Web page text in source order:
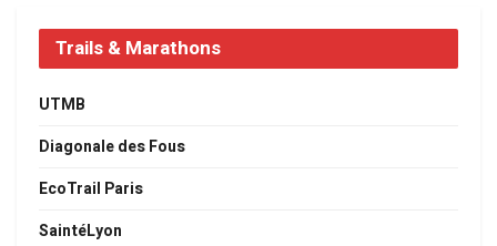
Trails & Marathons
UTMB
Diagonale des Fous
EcoTrail Paris
SaintéLyon